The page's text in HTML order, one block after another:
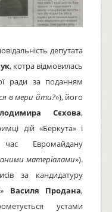
депутата
, котра відмовилась
ради за поданням
в мери йти?»), його
Сєхова,
дій «Беркута» і
Евромайдану
матеріалами»).
за кандидатуру
Василя Продана,
устами